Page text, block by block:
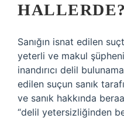
HALLERDE?
Sanığın isnat edilen
yeterli ve makul
inandırıcı delil
edilen suçun sanık
ve sanık hakkında
“delil yetersizliğinden